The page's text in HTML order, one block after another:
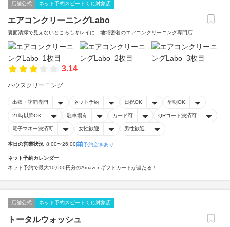
店舗公式 ネット予約スピードくじ対象店
エアコンクリーニングLabo
裏面清掃で見えないところもキレイに 地域密着のエアコンクリーニング専門店
3.14
ハウスクリーニング
出張・訪問専門 ネット予約 日祝OK 早朝OK
21時以降OK 駐車場有 カード可 QRコード決済可
電子マネー決済可 女性歓迎 男性歓迎
本日の営業状況 8:00〜26:00 予約空きあり
ネット予約カレンダー
ネット予約で最大10,000円分のAmazonギフトカードが当たる！
店舗公式 ネット予約スピードくじ対象店
トータルウォッシュ